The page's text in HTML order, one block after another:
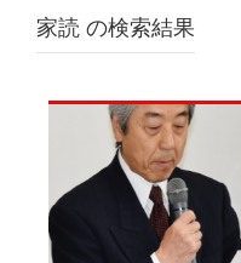
家読 の検索結果